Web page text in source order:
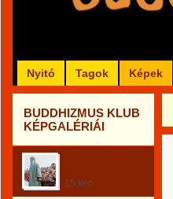
Nyitó Tagok Képek
BUDDHIZMUS KLUB
KÉPGALÉRIÁI
15 kép